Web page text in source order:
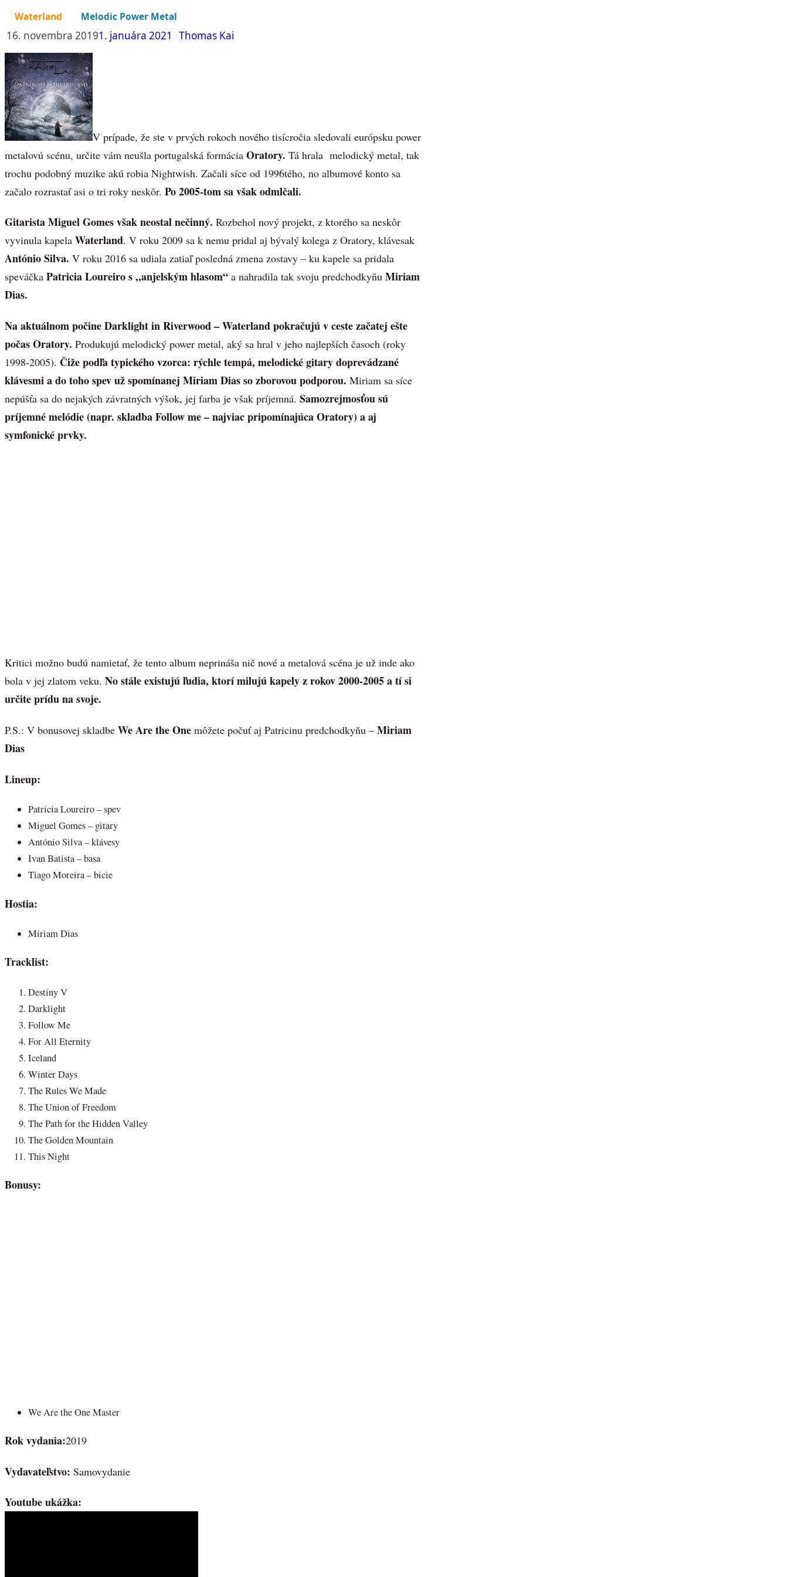
Waterland Melodic Power Metal
16. novembra 20191. januára 2021 Thomas Kai
V prípade, že ste v prvých rokoch nového tisícročia sledovali európsku power
metalovú scénu, určite vám neušla portugalská formácia Oratory. Tá hrala melodický metal, tak
trochu podobný muzike akú robia Nightwish. Začali síce od 1996tého, no albumové konto sa
začalo rozrastať asi o tri roky neskôr. Po 2005-tom sa však odmlčali.
Gitarista Miguel Gomes však neostal nečinný. Rozbehol nový projekt, z ktorého sa neskôr
vyvinula kapela Waterland. V roku 2009 sa k nemu pridal aj bývalý kolega z Oratory, klávesak
António Silva. V roku 2016 sa udiala zatiaľ posledná zmena zostavy – ku kapele sa pridala
speváčka Patricia Loureiro s ,,anjelským hlasom“ a nahradila tak svoju predchodkyňu Miriam
Dias.
Na aktuálnom počine Darklight in Riverwood – Waterland pokračujú v ceste začatej ešte
počas Oratory. Produkujú melodický power metal, aký sa hral v jeho najlepších časoch (roky
1998-2005). Čiže podľa typického vzorca: rýchle tempá, melodické gitary doprevádzané
klávesmi a do toho spev už spomínanej Miriam Dias so zborovou podporou. Miriam sa síce
nepúšťa sa do nejakých závratných výšok, jej farba je však príjemná. Samozrejmosťou sú
príjemné melódie (napr. skladba Follow me – najviac pripomínajúca Oratory) a aj
symfonické prvky.
Kritici možno budú namietať, že tento album neprináša nič nové a metalová scéna je už inde ako
bola v jej zlatom veku. No stále existujú ľudia, ktorí milujú kapely z rokov 2000-2005 a tí si
určite prídu na svoje.
P.S.: V bonusovej skladbe We Are the One môžete počuť aj Patricinu predchodkyňu – Miriam
Dias
Lineup:
Patricia Loureiro – spev
Miguel Gomes – gitary
António Silva – klávesy
Ivan Batista – basa
Tiago Moreira – bicie
Hostia:
Miriam Dias
Tracklist:
Destiny V
Darklight
Follow Me
For All Eternity
Iceland
Winter Days
The Rules We Made
The Union of Freedom
The Path for the Hidden Valley
The Golden Mountain
This Night
Bonusy:
We Are the One Master
Rok vydania:2019
Vydavateľstvo: Samovydanie
Youtube ukážka: